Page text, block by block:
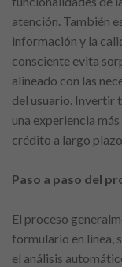
atención. También
información y la
consciente evita
alineado con las
del usuario. Invertir
una experiencia
crédito a largo
Paso a paso del
El proceso
formulario en línea,
el análisis